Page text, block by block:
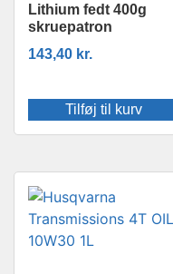
Lithium fedt 400g
skruepatron
143,40 kr.
Tilføj til kurv